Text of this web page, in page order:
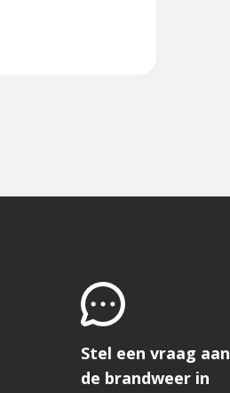
Stel een vraag aan
de brandweer in